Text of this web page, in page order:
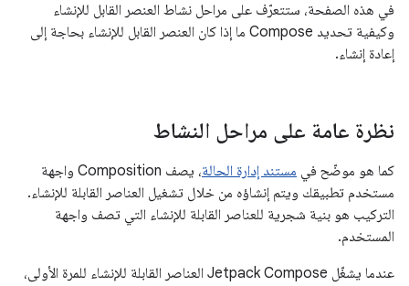
في هذه الصفحة، ستتعرّف على مراحل نشاط العنصر القابل للإنشاء
وكيفية تحديد Compose ما إذا كان العنصر القابل للإنشاء بحاجة إلى
إعادة إنشاء.
نظرة عامة على مراحل النشاط
كما هو موضّح في مستند إدارة الحالة
، يصف Composition واجهة
مستخدم تطبيقك ويتم إنشاؤه من خلال تشغيل العناصر القابلة للإنشاء.
التركيب هو بنية شجرية للعناصر القابلة للإنشاء التي تصف واجهة
المستخدم.
عندما يشغّل Jetpack Compose العناصر القابلة للإنشاء للمرة الأولى،